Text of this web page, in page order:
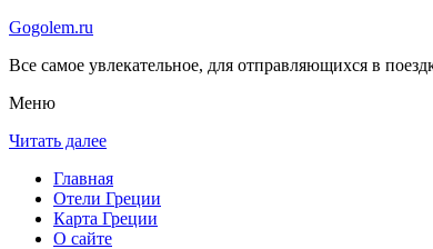
Gogolem.ru
Все самое увлекательное, для отправляющихся в
Меню
Читать далее
Главная
Отели Греции
Карта Греции
О сайте